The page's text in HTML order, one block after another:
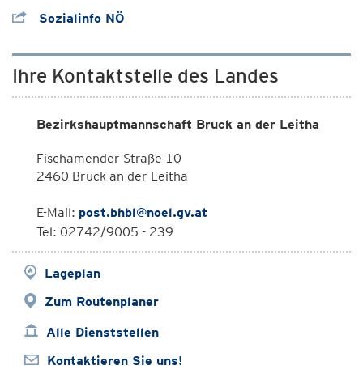
Sozialinfo NÖ
Ihre Kontaktstelle des Landes
Bezirkshauptmannschaft Bruck an der Leitha
Fischamender Straße 10
2460 Bruck an der Leitha
E-Mail: post.bhbl@noel.gv.at
Tel: 02742/9005 - 239
Lageplan
Zum Routenplaner
Alle Dienststellen
Kontaktieren Sie uns!